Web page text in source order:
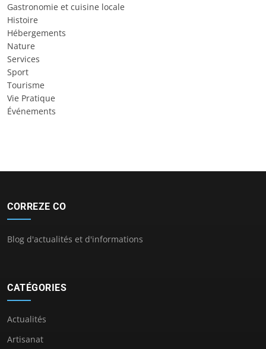
Gastronomie et cuisine locale
Histoire
Hébergements
Nature
Services
Sport
Tourisme
Vie Pratique
Événements
CORREZE CO
Blog d'actualités et d'informations
CATÉGORIES
Actualités
Artisanat